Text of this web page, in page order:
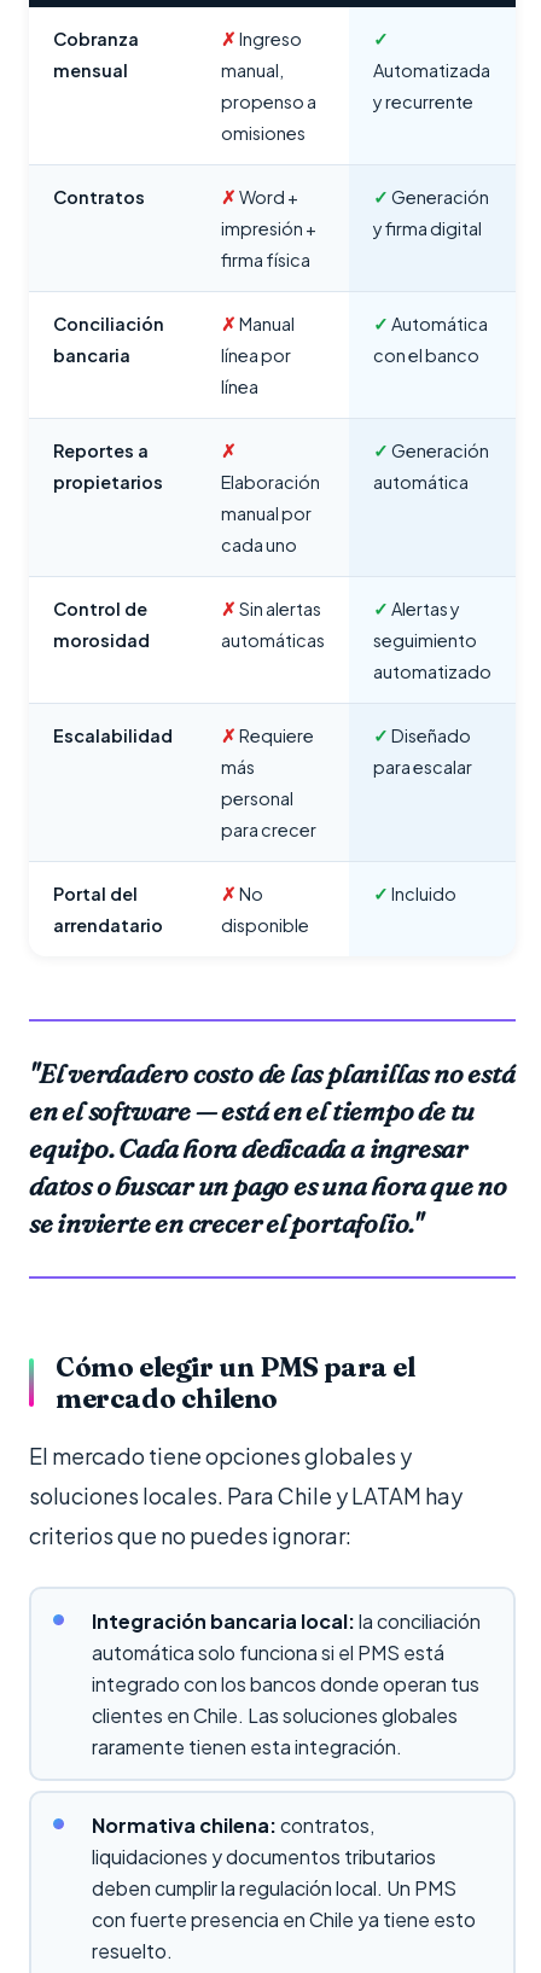
Cobranza
mensual
✗ Ingreso
manual,
propenso a
omisiones
✓
Automatizada
y recurrente
Contratos ✗ Word +
impresión +
firma física
✓ Generación
y firma digital
Conciliación
bancaria
✗ Manual
línea por
línea
✓ Automática
con el banco
Reportes a
propietarios
✗
Elaboración
manual por
cada uno
✓ Generación
automática
Control de
morosidad
✗ Sin alertas
automáticas
✓ Alertas y
seguimiento
automatizado
Escalabilidad ✗ Requiere
más
personal
para crecer
✓ Diseñado
para escalar
Portal del
arrendatario
✗ No
disponible
✓ Incluido
"El verdadero costo de las planillas no está
en el software — está en el tiempo de tu
equipo. Cada hora dedicada a ingresar
datos o buscar un pago es una hora que no
se invierte en crecer el portafolio."
Cómo elegir un PMS para el
mercado chileno
El mercado tiene opciones globales y
soluciones locales. Para Chile y LATAM hay
criterios que no puedes ignorar:
Integración bancaria local:la conciliación
automática solo funciona si el PMS está
integrado con los bancos donde operan tus
clientes en Chile. Las soluciones globales
raramente tienen esta integración.
Normativa chilena:contratos,
liquidaciones y documentos tributarios
deben cumplir la regulación local. Un PMS
con fuerte presencia en Chile ya tiene esto
resuelto.